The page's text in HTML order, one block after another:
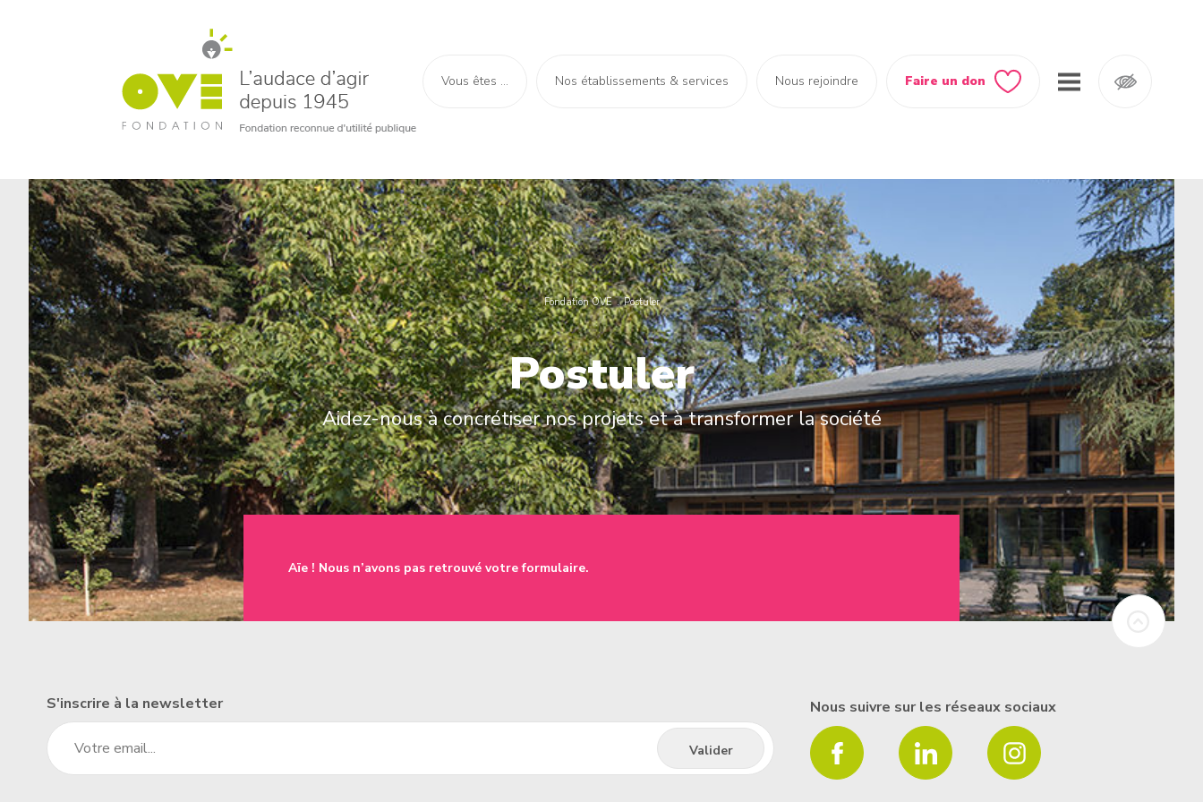
Vous êtes ... Nos établissements & services Nous rejoindre Faire un don
un bénévole
une famille
à l'emploi
un donateur
Fondation OVE Postuler
Postuler
Aidez-nous à concrétiser nos projets et à transformer la société
Aïe ! Nous n’avons pas retrouvé votre formulaire.
S'inscrire à la newsletter Nous suivre sur les réseaux sociaux